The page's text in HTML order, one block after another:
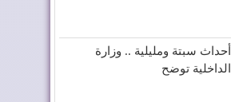
أحداث سبتة ومليلية .. وزارة
الداخلية توضح